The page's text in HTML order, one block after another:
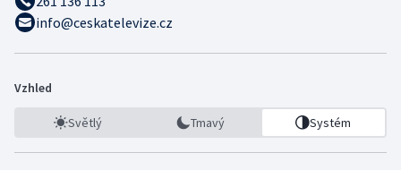
info@ceskatelevize.cz
Vzhled
Světlý Tmavý Systém